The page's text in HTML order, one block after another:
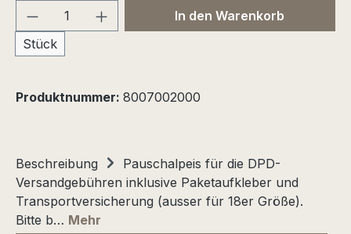
Produkt Anzahl: Gib den
Stück
In den Warenkorb
Produktnummer: 8007002000
Beschreibung
Pauschalpeis für die DPD-
Versandgebühren inklusive Paketaufkleber und
Transportversicherung (ausser für 18er Größe).
Bitte b… Mehr